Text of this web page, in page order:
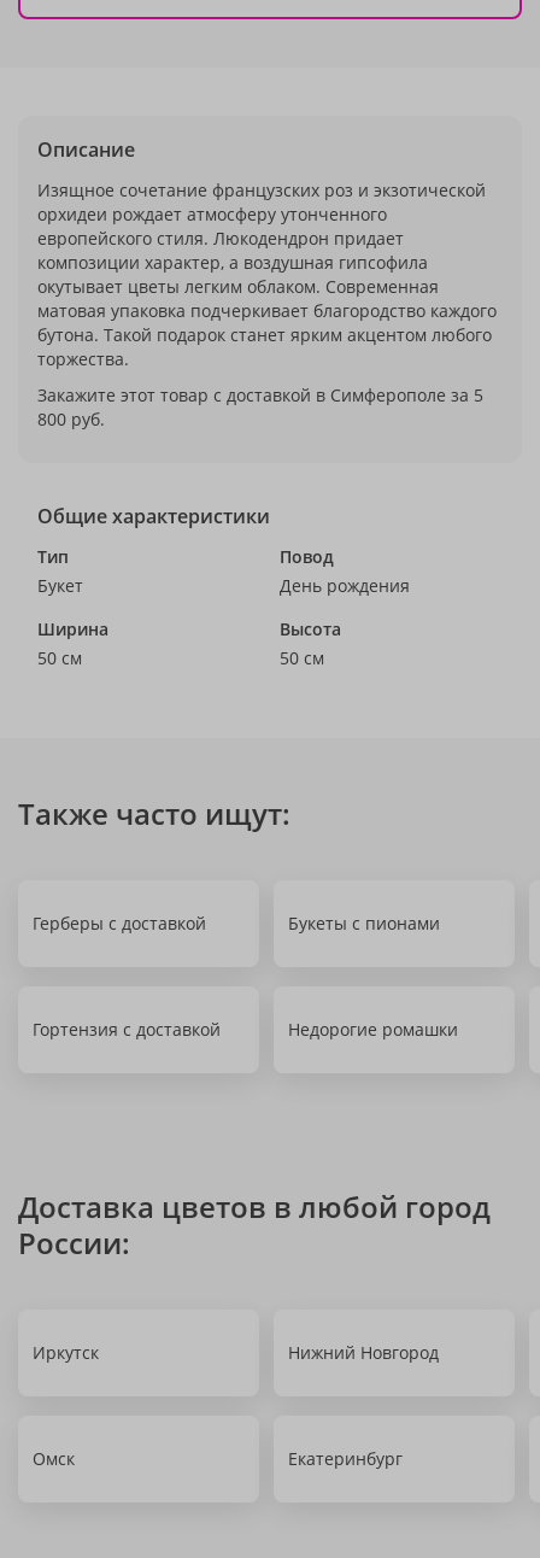
Описание
Изящное сочетание французских роз и экзотической
орхидеи рождает атмосферу утонченного
европейского стиля. Люкодендрон придает
композиции характер, а воздушная гипсофила
окутывает цветы легким облаком. Современная
матовая упаковка подчеркивает благородство каждого
бутона. Такой подарок станет ярким акцентом любого
торжества.
Закажите этот товар с доставкой в Симферополе за 5
800 руб.
Общие характеристики
Тип
Букет
Повод
День рождения
Ширина
50 см
Высота
50 см
Также часто ищут:
Герберы с доставкой Букеты с пионами
Гортензия с доставкой Недорогие ромашки
Доставка цветов в любой город
России:
Иркутск Нижний Новгород
Омск Екатеринбург